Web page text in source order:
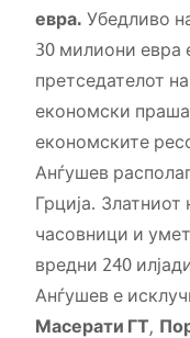
евра. Убедливо
30 милиони евра
претседателот
економски
економските
Анѓушев
Грција. Златниот
часовници и
вредни 240
Анѓушев е
Масерати ГТ,